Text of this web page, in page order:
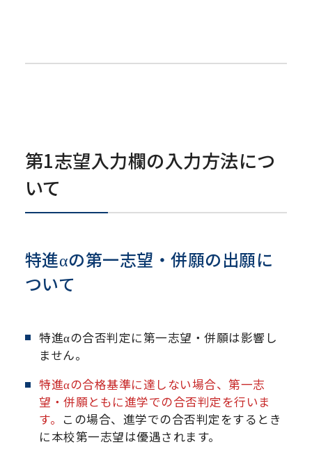
第1志望入力欄の入力方法につ
いて
特進αの第一志望・併願の出願に
ついて
特進αの合否判定に第一志望・併願は影響し
ません。
特進αの合格基準に達しない場合、第一志
望・併願ともに進学での合否判定を行いま
す。 この場合、進学での合否判定をするとき
に本校第一志望は優遇されます。